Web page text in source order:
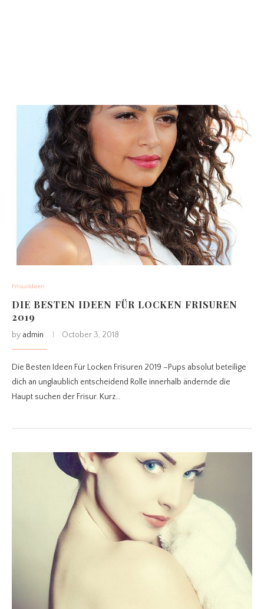
Frisurideen
DIE BESTEN IDEEN FÜR LOCKEN FRISUREN
2019
by admin October 3, 2018
Die Besten Ideen Für Locken Frisuren 2019 –Pups absolut beteilige
dich an unglaublich entscheidend Rolle innerhalb ändernde die
Haupt suchen der Frisur. Kurz…